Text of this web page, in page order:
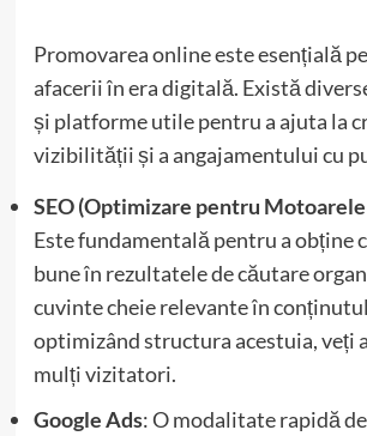
Promovarea online este esențială
afacerii în era digitală. Există
și platforme utile pentru a ajuta la
vizibilității și a angajamentului cu
SEO (Optimizare pentru
Este fundamentală pentru a obține
bune în rezultatele de căutare
cuvinte cheie relevante în
optimizând structura acestuia, veți
mulți vizitatori.
Google Ads: O modalitate rapidă